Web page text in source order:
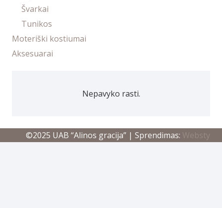
Švarkai
Tunikos
Moteriški kostiumai
Aksesuarai
Nepavyko rasti.
​©2025 UAB “Alinos gracija” | Sprendimas: Websty